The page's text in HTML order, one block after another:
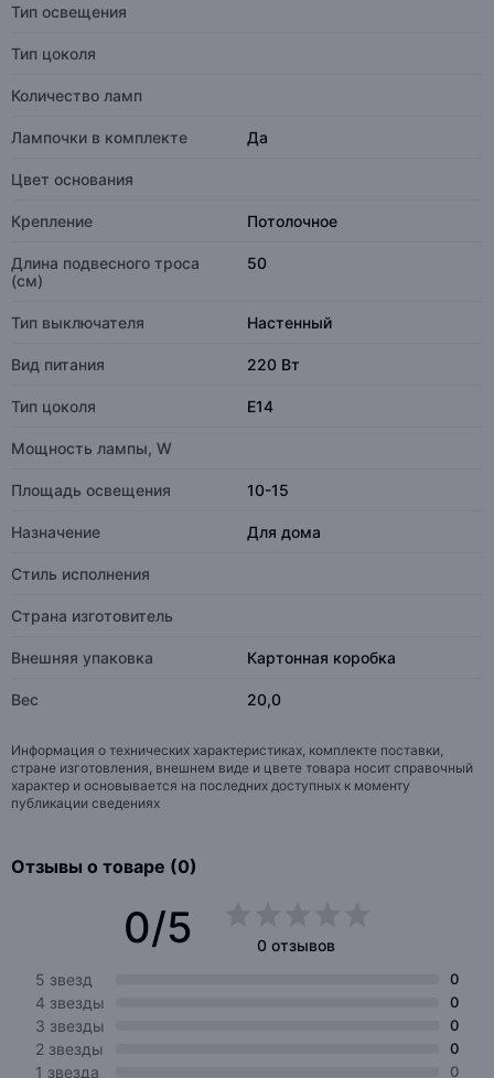
Тип освещения
Тип цоколя
Количество ламп
Лампочки в комплекте Да
Цвет основания
Крепление Потолочное
Длина подвесного троса
(см)
50
Тип выключателя Настенный
Вид питания 220 Вт
Тип цоколя E14
Мощность лампы, W
Площадь освещения 10-15
Назначение Для дома
Стиль исполнения
Страна изготовитель
Внешняя упаковка Картонная коробка
Вес 20,0
Информация о технических характеристиках, комплекте поставки,
стране изготовления, внешнем виде и цвете товара носит справочный
характер и основывается на последних доступных к моменту
публикации сведениях
Отзывы о товаре (0)
0/5
0 отзывов
5 звезд
0
4 звезды 0
3 звезды 0
2 звезды 0
1 звезда 0